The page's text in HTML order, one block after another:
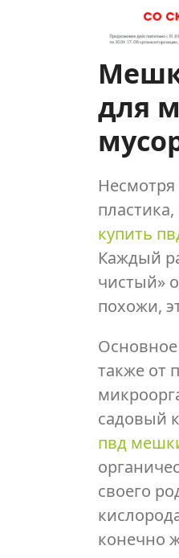
для
Несмотря
купить
Каждый
чистый»
похожи,
также от
садовый
пвд
своего
конечно